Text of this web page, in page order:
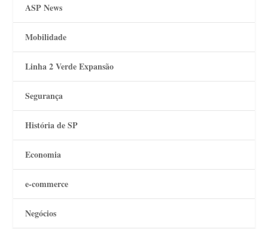
ASP News
Mobilidade
Linha 2 Verde Expansão
Segurança
História de SP
Economia
e-commerce
Negócios